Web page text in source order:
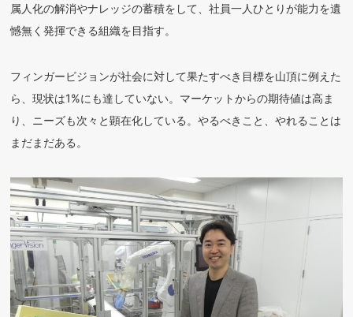
属人化の解消やナレッジの蓄積をして、社員一人ひとりが能力を遺
憾無く発揮できる組織を目指す。
フィンガービジョンが社会に対して果たすべき目標を山頂に例えた
ら、現状は1%にも達していない。マーケットからの期待値は高ま
り、ニーズも次々と顕在化している。やるべきこと、やれることは
まだまだある。